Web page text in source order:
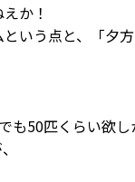
か！
いう点と、「夕
50匹くらい欲し